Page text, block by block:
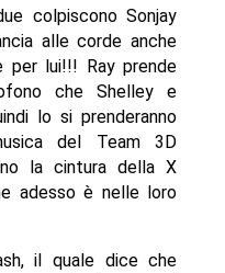
colpiscono Sonjay
alle corde anche
per lui!!! Ray prende
che Shelley e
lo si prenderanno
del Team 3D
la cintura della X
adesso è nelle loro
il quale dice che